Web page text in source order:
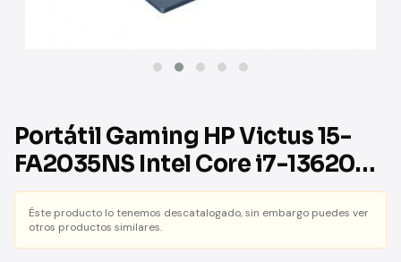
Portátil Gaming HP Victus 15-
FA2035NS Intel Core i7-13620H/
16GB/ 512GB SSD/ GeForce RTX
4050/ 15.6"/ Sin Sistema
Operativo
Éste producto lo tenemos descatalogado, sin embargo puedes ver
otros productos similares.